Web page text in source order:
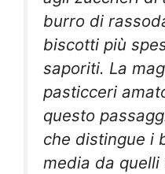
burro di
biscotti più
saporiti. La
pasticceri
questo
che distingue i
media da quelli